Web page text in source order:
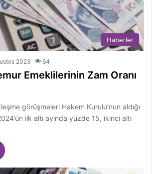
Haberler
2023 64
Emeklilerinin Zam Oranı
görüşmeleri Hakem Kurulu’nun aldığı
ilk altı ayında yüzde 15, ikinci altı